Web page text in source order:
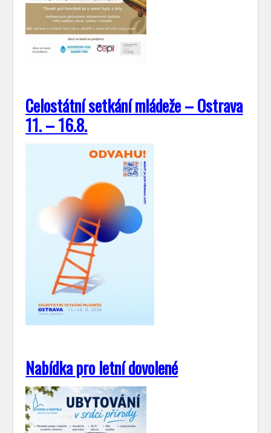
Celostátní setkání mládeže – Ostrava
11. – 16.8.
Nabídka pro letní dovolené